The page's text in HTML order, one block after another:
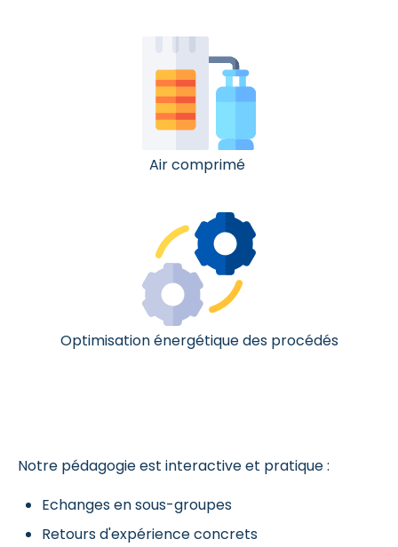
Air comprimé
Optimisation énergétique des procédés
Notre pédagogie est interactive et pratique :
Echanges en sous-groupes
Retours d'expérience concrets